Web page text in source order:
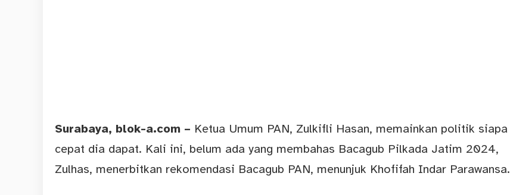
Surabaya, blok-a.com – Ketua Umum PAN, Zulkifli Hasan, memainkan politik siapa
cepat dia dapat. Kali ini, belum ada yang membahas Bacagub Pilkada Jatim 2024,
Zulhas, menerbitkan rekomendasi Bacagub PAN, menunjuk Khofifah Indar Parawansa.